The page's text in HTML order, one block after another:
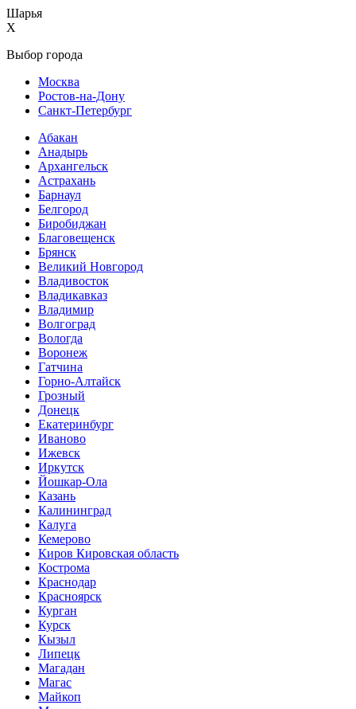
Шарья
X
Выбор города
Москва
Ростов-на-Дону
Санкт-Петербург
Абакан
Анадырь
Архангельск
Астрахань
Барнаул
Белгород
Биробиджан
Благовещенск
Брянск
Великий Новгород
Владивосток
Владикавказ
Владимир
Волгоград
Вологда
Воронеж
Гатчина
Горно-Алтайск
Грозный
Донецк
Екатеринбург
Иваново
Ижевск
Иркутск
Йошкар-Ола
Казань
Калининград
Калуга
Кемерово
Киров Кировская область
Кострома
Краснодар
Красноярск
Курган
Курск
Кызыл
Липецк
Магадан
Магас
Майкоп